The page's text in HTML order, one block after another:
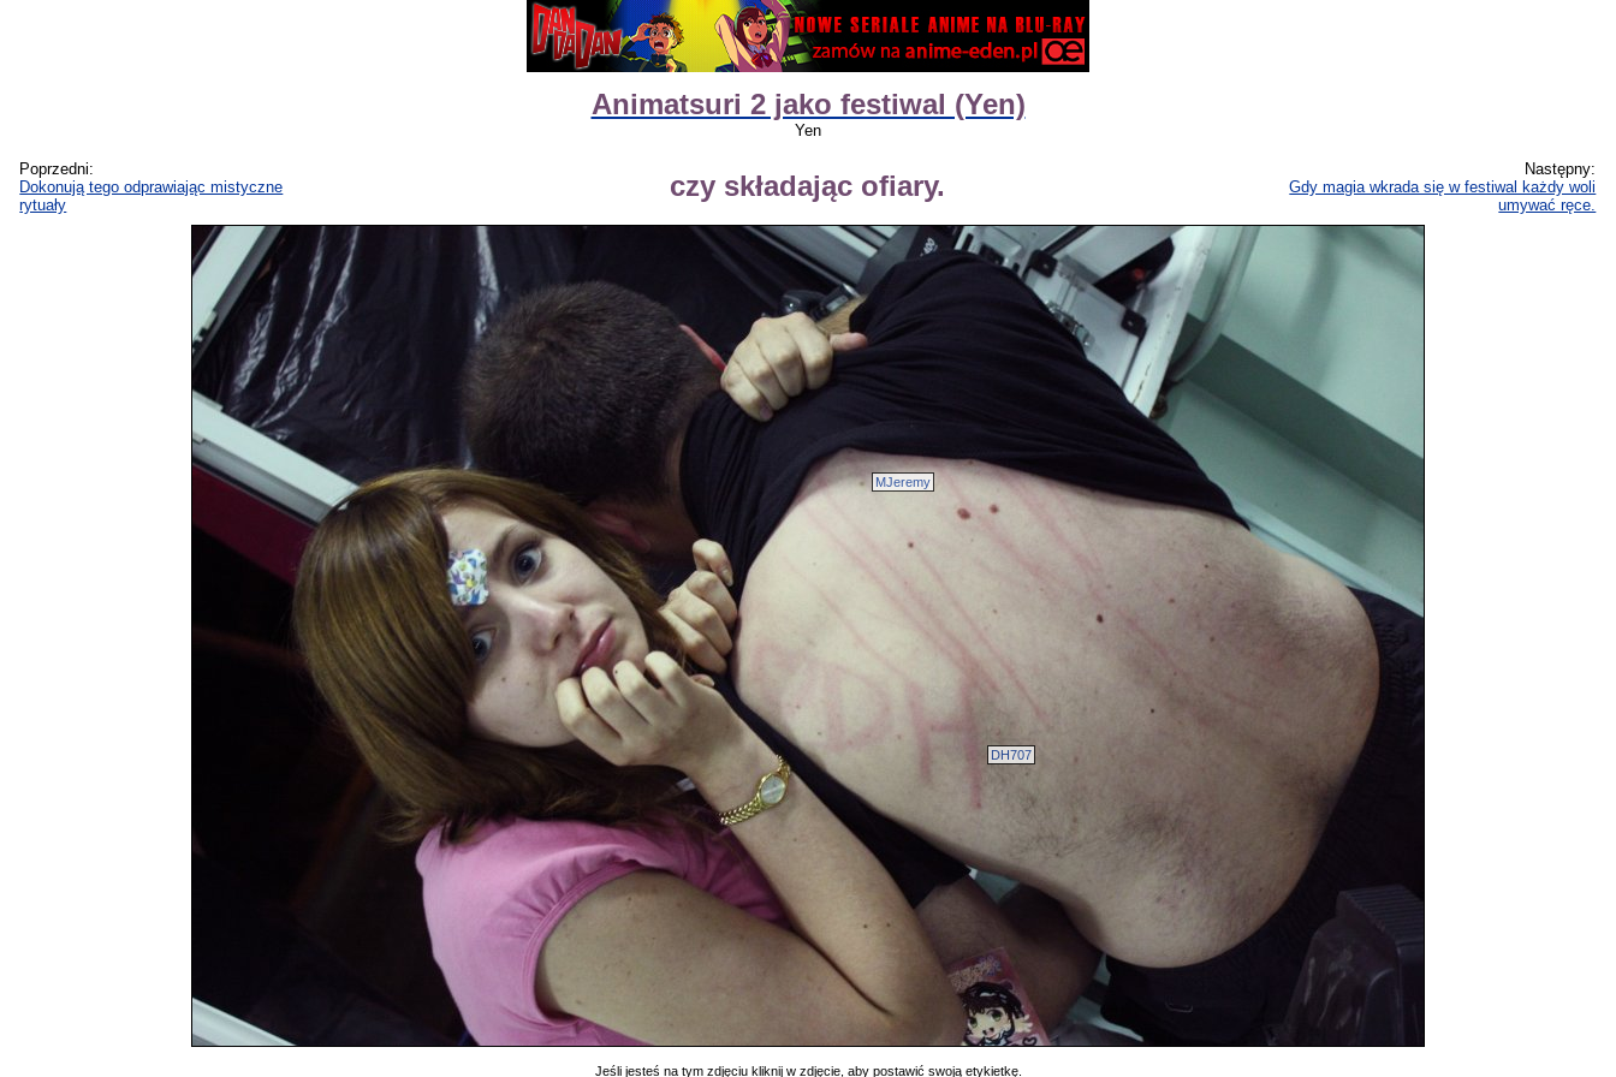
Animatsuri 2 jako festiwal (Yen)
Yen
Poprzedni:
Dokonują tego odprawiając mistyczne
rytuały
czy składając ofiary.
Następny:
Gdy magia wkrada się w festiwal każdy woli
umywać ręce.
DH707
MJeremy
Jeśli jesteś na tym zdjęciu kliknij w zdjęcie, aby postawić swoją etykietkę.